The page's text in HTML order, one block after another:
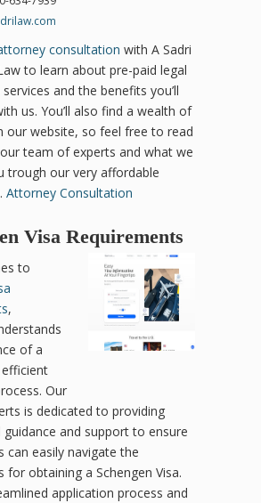
consultation with A Sadri
to learn about pre-paid legal
and the benefits you’ll
us. You’ll also find a wealth of
our website, so feel free to read
team of experts and what we
trough our very affordable
Attorney Consultation
Visa Requirements
to
,
of a
Our
is dedicated to providing
guidance and support to ensure
can easily navigate the
for obtaining a Schengen Visa.
application process and